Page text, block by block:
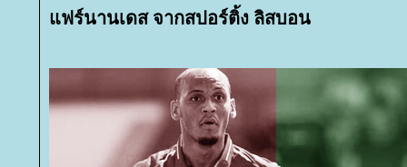
ฟร์นานเดส จากสปอร์ติ้ง ลิสบอน